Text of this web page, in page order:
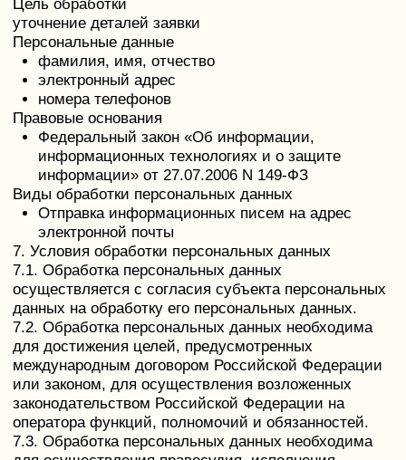
условия обработки (кроме получения доступа)
персональных данных, разрешенных для
распространения, не действуют в случаях
обработки персональных данных в
государственных, общественных и иных публичных
интересах, определенных законодательством РФ.
8.7. Оператор при обработке персональных данных
обеспечивает конфиденциальность персональных
данных.
8.8. Оператор осуществляет хранение
персональных данных в форме, позволяющей
определить субъекта персональных данных, не
дольше, чем этого требуют цели обработки
персональных данных, если срок хранения
персональных данных не установлен федеральным
законом, договором, стороной которого,
выгодоприобретателем или поручителем по
которому является субъект персональных данных.
8.9. Условием прекращения обработки
персональных данных может являться достижение
целей обработки персональных данных, истечение
срока действия согласия субъекта персональных
данных, отзыв согласия субъектом персональных
данных или требование о прекращении обработки
персональных данных, а также выявление
неправомерной обработки персональных данных.
9. Перечень действий, производимых Оператором с
полученными персональными данными
9.1. Оператор осуществляет сбор, запись,
систематизацию, накопление, хранение, уточнение
(обновление, изменение), извлечение,
использование, передачу (распространение,
предоставление, доступ), обезличивание,
блокирование, удаление и уничтожение